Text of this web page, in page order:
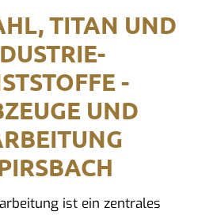
TITAN UND
-
UND
ist ein zentrales